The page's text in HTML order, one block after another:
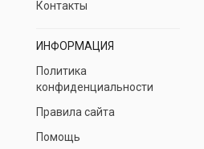
Контакты
ИНФОРМАЦИЯ
Политика
конфиденциальности
Правила сайта
Помощь